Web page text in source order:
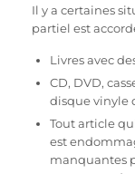
Il y a certaines
partiel est
Livres avec
CD, DVD,
disque vinyle
Tout article
est
manquantes